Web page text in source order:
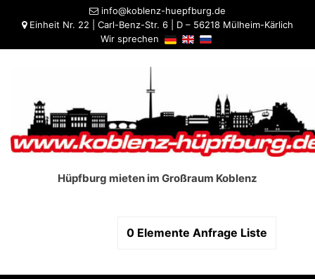
info@koblenz-huepfburg.de
Einheit Nr. 22 | Carl-Benz-Str. 6 | D – 56218 Mülheim-Kärlich
Wir sprechen
Hüpfburg mieten im Großraum Koblenz
0 Elemente Anfrage Liste